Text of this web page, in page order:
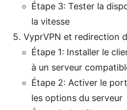
Étape 3: Tester la
la vitesse
VyprVPN et redirection
Étape 1: Installer le
à un serveur
Étape 2: Activer le
les options du serveur